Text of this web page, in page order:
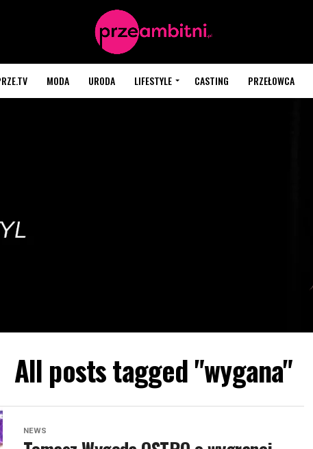
MODA URODA LIFESTYLE CASTING PRZEŁOWCA
All posts tagged "wygana"
NEWS